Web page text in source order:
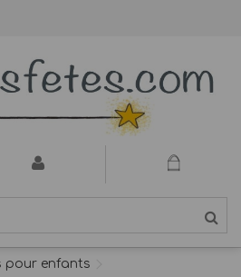
pour enfants